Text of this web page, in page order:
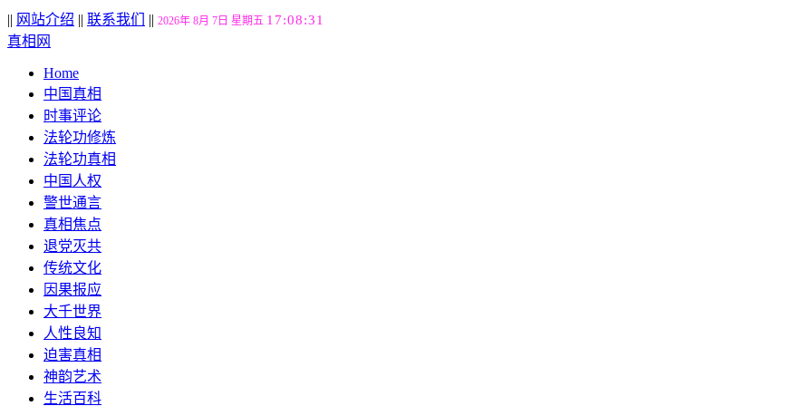
|| 网站介绍 || 联系我们 || 2026年 8月 7日 星期五 17:08:32
真相网
Home
中国真相
时事评论
法轮功修炼
法轮功真相
中国人权
警世通言
真相焦点
退党灭共
传统文化
因果报应
大千世界
人性良知
迫害真相
神韵艺术
生活百科